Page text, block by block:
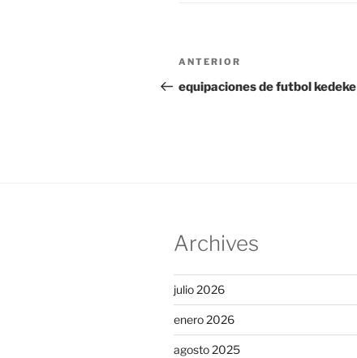
Navegación
de
Entrada
anterior:
ANTERIOR
equipaciones de futbol kedeke
Archives
julio 2026
enero 2026
agosto 2025